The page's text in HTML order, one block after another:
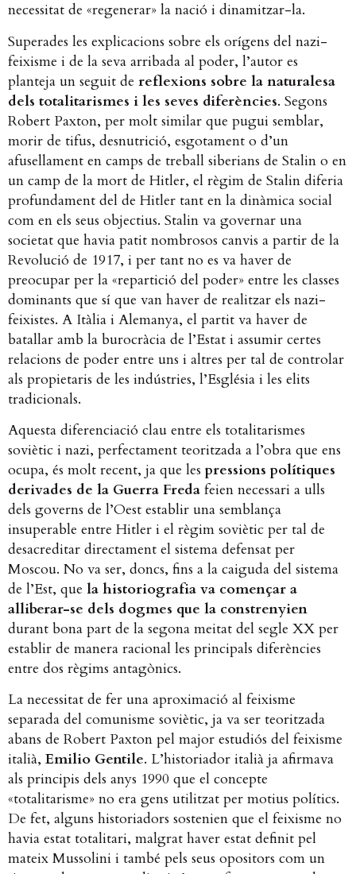
necessitat de «regenerar» la nació i dinamitzar-la.
Superades les explicacions sobre els orígens del nazi-
feixisme i de la seva arribada al poder, l’autor es
planteja un seguit de reflexions sobre la naturalesa
dels totalitarismes i les seves diferències. Segons
Robert Paxton, per molt similar que pugui semblar,
morir de tifus, desnutrició, esgotament o d’un
afusellament en camps de treball siberians de Stalin o en
un camp de la mort de Hitler, el règim de Stalin diferia
profundament del de Hitler tant en la dinàmica social
com en els seus objectius. Stalin va governar una
societat que havia patit nombrosos canvis a partir de la
Revolució de 1917, i per tant no es va haver de
preocupar per la «repartició del poder» entre les classes
dominants que sí que van haver de realitzar els nazi-
feixistes. A Itàlia i Alemanya, el partit va haver de
batallar amb la burocràcia de l’Estat i assumir certes
relacions de poder entre uns i altres per tal de controlar
als propietaris de les indústries, l’Església i les elits
tradicionals.
Aquesta diferenciació clau entre els totalitarismes
soviètic i nazi, perfectament teoritzada a l’obra que ens
ocupa, és molt recent, ja que les pressions polítiques
derivades de la Guerra Freda feien necessari a ulls
dels governs de l’Oest establir una semblança
insuperable entre Hitler i el règim soviètic per tal de
desacreditar directament el sistema defensat per
Moscou. No va ser, doncs, fins a la caiguda del sistema
de l’Est, que la historiografia va començar a
alliberar-se dels dogmes que la constrenyien
durant bona part de la segona meitat del segle XX per
establir de manera racional les principals diferències
entre dos règims antagònics.
La necessitat de fer una aproximació al feixisme
separada del comunisme soviètic, ja va ser teoritzada
abans de Robert Paxton pel major estudiós del feixisme
italià,Emilio Gentile. L’historiador italià ja afirmava
als principis dels anys 1990 que el concepte
«totalitarisme» no era gens utilitzat per motius polítics.
De fet, alguns historiadors sostenien que el feixisme no
havia estat totalitari, malgrat haver estat definit pel
mateix Mussolini i també pels seus opositors com un